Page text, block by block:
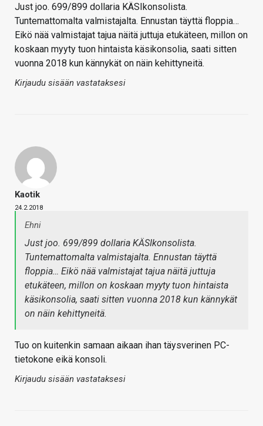
Just joo. 699/899 dollaria KÄSIkonsolista.
Tuntemattomalta valmistajalta. Ennustan täyttä floppia…
Eikö nää valmistajat tajua näitä juttuja etukäteen, millon on
koskaan myyty tuon hintaista käsikonsolia, saati sitten
vuonna 2018 kun kännykät on näin kehittyneitä.
Kirjaudu sisään vastataksesi
Kaotik
24.2.2018
Ehni
Just joo. 699/899 dollaria KÄSIkonsolista.
Tuntemattomalta valmistajalta. Ennustan täyttä
floppia… Eikö nää valmistajat tajua näitä juttuja
etukäteen, millon on koskaan myyty tuon hintaista
käsikonsolia, saati sitten vuonna 2018 kun kännykät
on näin kehittyneitä.
Tuo on kuitenkin samaan aikaan ihan täysverinen PC-
tietokone eikä konsoli.
Kirjaudu sisään vastataksesi